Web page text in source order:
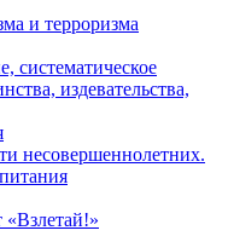
и терроризма
систематическое
издевательства,
несовершеннолетних.
«Взлетай!»